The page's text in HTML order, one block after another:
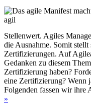
Stellenwert. Agiles
die Ausnahme. Somit
Zertifizierungen. Auf
Gedanken zu diesem
Zertifizierung haben?
eine Zertifizierung? Wenn
Folgenden fassen wir ihre
»